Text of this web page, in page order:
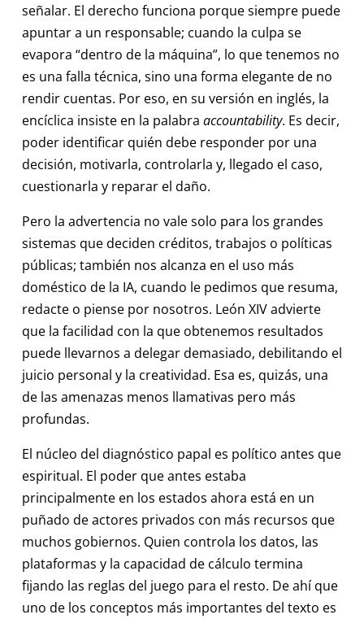
señalar. El derecho funciona porque siempre puede
apuntar a un responsable; cuando la culpa se
evapora “dentro de la máquina”, lo que tenemos no
es una falla técnica, sino una forma elegante de no
rendir cuentas. Por eso, en su versión en inglés, la
encíclica insiste en la palabra accountability. Es decir,
poder identificar quién debe responder por una
decisión, motivarla, controlarla y, llegado el caso,
cuestionarla y reparar el daño.
Pero la advertencia no vale solo para los grandes
sistemas que deciden créditos, trabajos o políticas
públicas; también nos alcanza en el uso más
doméstico de la IA, cuando le pedimos que resuma,
redacte o piense por nosotros. León XIV advierte
que la facilidad con la que obtenemos resultados
puede llevarnos a delegar demasiado, debilitando el
juicio personal y la creatividad. Esa es, quizás, una
de las amenazas menos llamativas pero más
profundas.
El núcleo del diagnóstico papal es político antes que
espiritual. El poder que antes estaba
principalmente en los estados ahora está en un
puñado de actores privados con más recursos que
muchos gobiernos. Quien controla los datos, las
plataformas y la capacidad de cálculo termina
fijando las reglas del juego para el resto. De ahí que
uno de los conceptos más importantes del texto es